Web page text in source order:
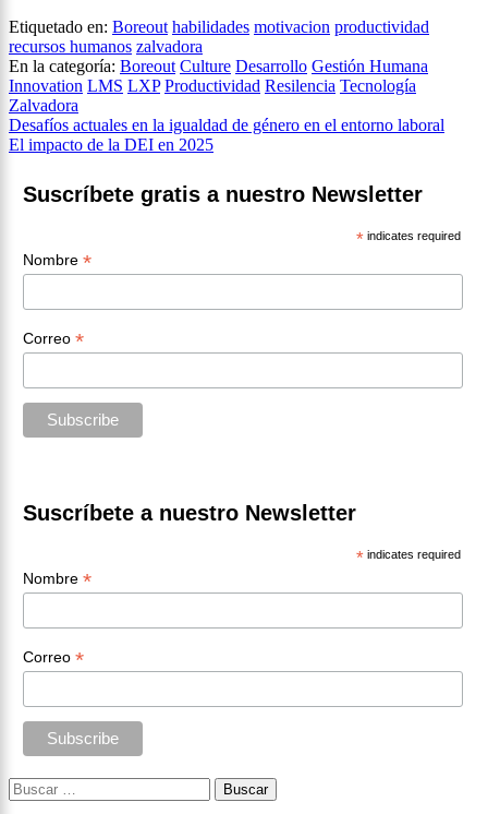
Etiquetado en: Boreout habilidades motivacion productividad
recursos humanos zalvadora
En la categoría: Boreout Culture Desarrollo Gestión Humana
Innovation LMS LXP Productividad Resilencia Tecnología
Zalvadora
Navegación
de
entradas
Desafíos actuales en la igualdad de género en el entorno laboral
El impacto de la DEI en 2025
Suscríbete gratis a nuestro Newsletter
* indicates required
Nombre *
Correo *
Suscríbete a nuestro Newsletter
* indicates required
Nombre *
Correo *
Buscar: